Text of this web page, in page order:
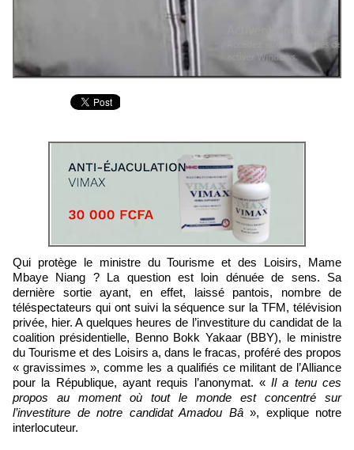
Qui protège le ministre du Tourisme et des Loisirs, Mame
Mbaye Niang ? La question est loin dénuée de sens. Sa
dernière sortie ayant, en effet, laissé pantois, nombre de
téléspectateurs qui ont suivi la séquence sur la TFM, télévision
privée, hier. A quelques heures de l’investiture du candidat de la
coalition présidentielle, Benno Bokk Yakaar (BBY), le ministre
du Tourisme et des Loisirs a, dans le fracas, proféré des propos
« gravissimes », comme les a qualifiés ce militant de l’Alliance
pour la République, ayant requis l’anonymat. «Il a tenu ces
propos au moment où tout le monde est concentré sur
l’investiture de notre candidat Amadou Bâ», explique notre
interlocuteur.